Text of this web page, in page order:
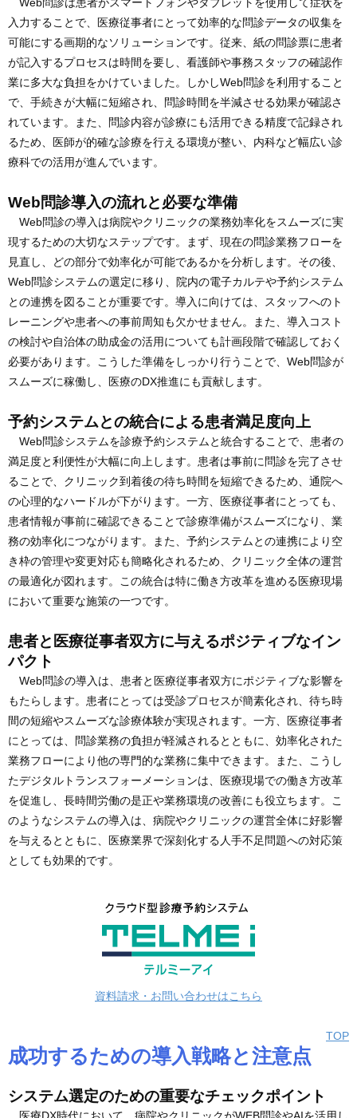
Web問診は患者がスマートフォンやタブレットを使用して症状を
入力することで、医療従事者にとって効率的な問診データの収集を
可能にする画期的なソリューションです。従来、紙の問診票に患者
が記入するプロセスは時間を要し、看護師や事務スタッフの確認作
業に多大な負担をかけていました。しかしWeb問診を利用すること
で、手続きが大幅に短縮され、問診時間を半減させる効果が確認さ
れています。また、問診内容が診療にも活用できる精度で記録され
るため、医師が的確な診療を行える環境が整い、内科など幅広い診
療科での活用が進んでいます。
Web問診導入の流れと必要な準備
Web問診の導入は病院やクリニックの業務効率化をスムーズに実
現するための大切なステップです。まず、現在の問診業務フローを
見直し、どの部分で効率化が可能であるかを分析します。その後、
Web問診システムの選定に移り、院内の電子カルテや予約システム
との連携を図ることが重要です。導入に向けては、スタッフへのト
レーニングや患者への事前周知も欠かせません。また、導入コスト
の検討や自治体の助成金の活用についても計画段階で確認しておく
必要があります。こうした準備をしっかり行うことで、Web問診が
スムーズに稼働し、医療のDX推進にも貢献します。
予約システムとの統合による患者満足度向上
Web問診システムを診療予約システムと統合することで、患者の
満足度と利便性が大幅に向上します。患者は事前に問診を完了させ
ることで、クリニック到着後の待ち時間を短縮できるため、通院へ
の心理的なハードルが下がります。一方、医療従事者にとっても、
患者情報が事前に確認できることで診療準備がスムーズになり、業
務の効率化につながります。また、予約システムとの連携により空
き枠の管理や変更対応も簡略化されるため、クリニック全体の運営
の最適化が図れます。この統合は特に働き方改革を進める医療現場
において重要な施策の一つです。
患者と医療従事者双方に与えるポジティブなイン
パクト
Web問診の導入は、患者と医療従事者双方にポジティブな影響を
もたらします。患者にとっては受診プロセスが簡素化され、待ち時
間の短縮やスムーズな診療体験が実現されます。一方、医療従事者
にとっては、問診業務の負担が軽減されるとともに、効率化された
業務フローにより他の専門的な業務に集中できます。また、こうし
たデジタルトランスフォーメーションは、医療現場での働き方改革
を促進し、長時間労働の是正や業務環境の改善にも役立ちます。こ
のようなシステムの導入は、病院やクリニックの運営全体に好影響
を与えるとともに、医療業界で深刻化する人手不足問題への対応策
としても効果的です。
資料請求・お問い合わせはこちら
TOP
成功するための導入戦略と注意点
システム選定のための重要なチェックポイント